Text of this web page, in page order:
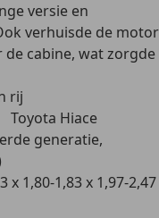
versie en
verhuisde de motor
cabine, wat zorgde
rij
Toyota Hiace
generatie,
x 1,80-1,83 x 1,97-2,47